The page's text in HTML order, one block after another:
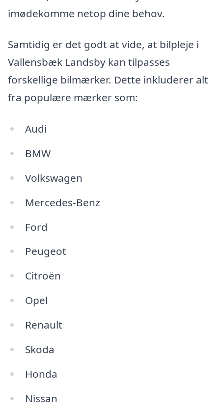
imødekomme netop dine behov.
Samtidig er det godt at vide, at bilpleje i
Vallensbæk Landsby kan tilpasses
forskellige bilmærker. Dette inkluderer alt
fra populære mærker som:
Audi
BMW
Volkswagen
Mercedes-Benz
Ford
Peugeot
Citroën
Opel
Renault
Skoda
Honda
Nissan